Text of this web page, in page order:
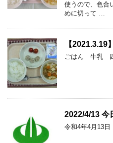
使うので、色合
めに切って …
【2021.3.19
ごはん 牛乳
2022/4/13 今
令和4年4月13